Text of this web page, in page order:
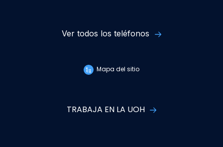
Ver todos los teléfonos
Mapa del sitio
TRABAJA EN LA UOH